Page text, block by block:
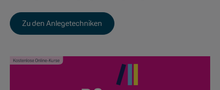
Zu den Anlegetechniken